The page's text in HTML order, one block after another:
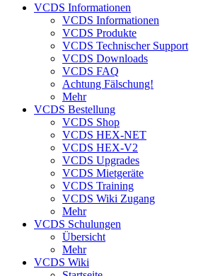
VCDS Informationen
VCDS Informationen
VCDS Produkte
VCDS Technischer Support
VCDS Downloads
VCDS FAQ
Achtung Fälschung!
Mehr
VCDS Bestellung
VCDS Shop
VCDS HEX-NET
VCDS HEX-V2
VCDS Upgrades
VCDS Mietgeräte
VCDS Training
VCDS Wiki Zugang
Mehr
VCDS Schulungen
Übersicht
Mehr
VCDS Wiki